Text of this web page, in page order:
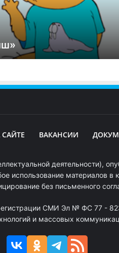
ВАКАНСИИ
деятельности),
использование материалов
без письменного
СМИ Эл № ФС 77 -
и массовых